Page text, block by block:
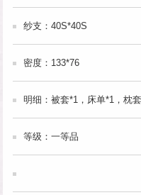
纱支：40S*40S
密度：133*76
明细：被套*1，床单*1，枕
等级：一等品